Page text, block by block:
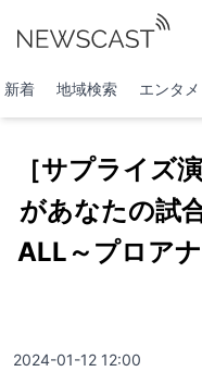
新着 地域検索 エンタメ
［サプライズ
があなたの試
ALL～プロア
2024-01-12 12:00